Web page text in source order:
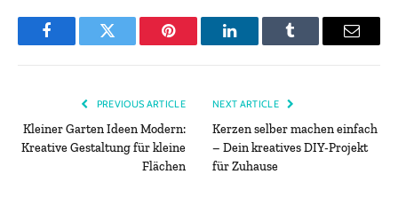
FacebookTwitter Pinterest LinkedInTumblr Email
PREVIOUS ARTICLE
Kleiner Garten Ideen Modern:
Kreative Gestaltung für kleine
Flächen
NEXT ARTICLE
Kerzen selber machen einfach
– Dein kreatives DIY-Projekt
für Zuhause